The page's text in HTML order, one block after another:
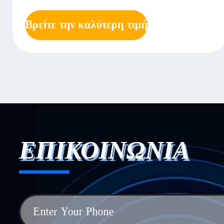
παραγωγή ηλεκτρικών συσσωρευτών
Βρείτε την καλύτερη τιμή
ΕΠΙΚΟΙΝΩΝΙΑ